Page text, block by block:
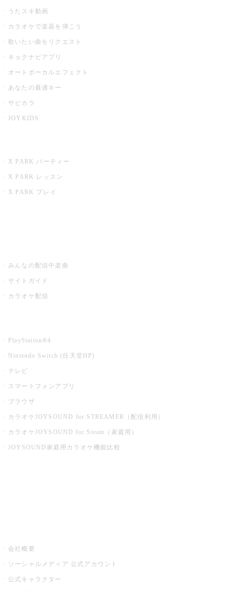
うたスキ動画
カラオケで楽器を弾こう
歌いたい曲をリクエスト
キョクナビアプリ
オートボーカルエフェクト
あなたの最適キー
サビカラ
JOYKIDS
X PARK パーティー
X PARK レッスン
X PARK プレイ
みんなの配信中楽曲
サイトガイド
カラオケ配信
PlayStation®4
Nintendo Switch (任天堂HP)
テレビ
スマートフォンアプリ
ブラウザ
カラオケJOYSOUND for STREAMER（配信利用）
カラオケJOYSOUND for Steam（家庭用）
JOYSOUND家庭用カラオケ機能比較
会社概要
ソーシャルメディア 公式アカウント
公式キャラクター